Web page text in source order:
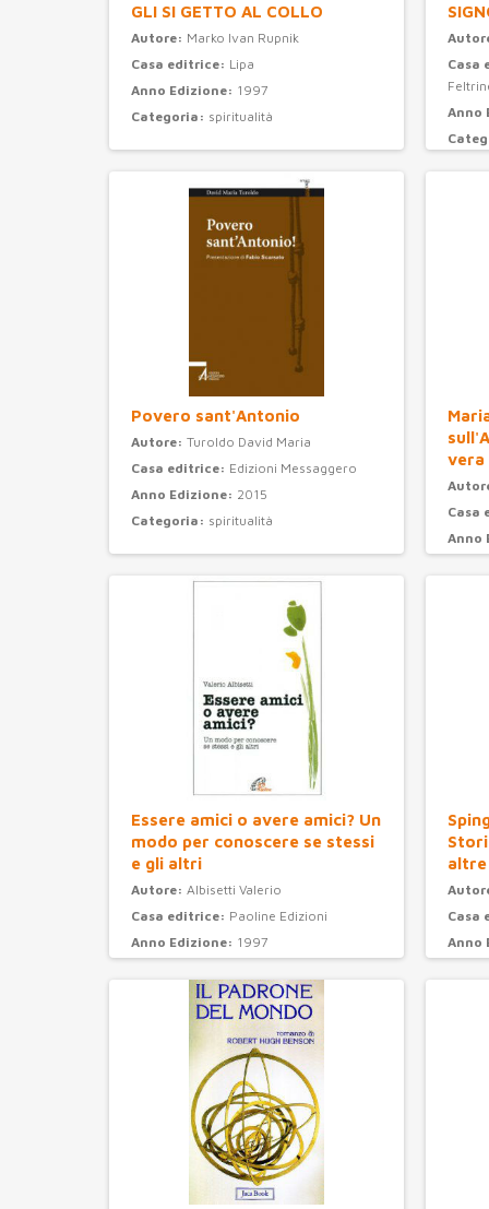
GLI SI GETTO AL COLLO
Autore: Marko Ivan Rupnik
Casa editrice: Lipa
Anno Edizione: 1997
Categoria: spiritualità
Casa
Anno
Povero sant'Antonio
Autore: Turoldo David Maria
Casa editrice: Edizioni Messaggero
Anno Edizione: 2015
Categoria: spiritualità
vera
Casa
Anno
Essere amici o avere amici? Un
modo per conoscere se stessi
e gli altri
Autore: Albisetti Valerio
Casa editrice: Paoline Edizioni
Anno Edizione: 1997
Casa
Anno